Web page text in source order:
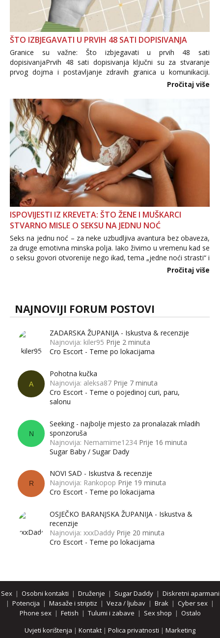
ŠTO IZBJEGAVATI U PRVIH 48 SATI DOPISIVANJA
Granice su važne: Što izbjegavati u prvih 48 sati
dopisivanjaPrvih 48 sati dopisivanja ključni su za stvaranje
prvog dojma i postavljanje zdravih granica u komunikaciji.
Važno je izbjeći prebrzo otkrivanje osobnih ili intimnih
informacija, jer nepoznata osoba još nije zaslužila to
povjerenje. Takođe...
Pročitaj više
ISPOVIJESTI IZ KREVETA: ŠTO ŽENE I MUŠKARCI
STVARNO MISLE O SEKSU NA JEDNU NOĆ
Seks na jednu noć – za neke uzbudljiva avantura bez obaveza,
za druge emotivna minska polja. Iako živimo u vremenu kad se
o seksu govori otvorenije nego ikad, tema „jedne noći strasti“ i
dalje izaziva burne rasprave. Što zapravo misle žene, a što
Pročitaj više
NAJNOVIJI FORUM POSTOVI
ZADARSKA ŽUPANIJA - Iskustva & recenzije
Najnovija: kiler95 Prije 2 minuta
Cro Escort - Teme po lokacijama
A
Pohotna kučka
Najnovija: aleksa87 Prije 7 minuta
Cro Escort - Teme o pojedinoj curi, paru,
salonu
N
Seeking - najbolje mjesto za pronalazak mladih
sponzoruša
Najnovija: Nemamime1234 Prije 16 minuta
Sugar Baby / Sugar Dady
R
NOVI SAD - Iskustva & recenzije
Najnovija: Rankopop Prije 19 minuta
Cro Escort - Teme po lokacijama
OSJEČKO BARANJSKA ŽUPANIJA - Iskustva &
recenzije
Najnovija: xxxDaddy Prije 20 minuta
Cro Escort - Teme po lokacijama
Sex| Osobni kontakti | Druženje | Sugar Daddy| Diskretni aparmani
| Potencija | Masaže i striptiz | Veza / ljubav | Brak | Cyber sex |
Phone sex| Fetish | Tulumi i zabave | Sex shop | Ostalo
Uvjeti korištenja | Kontakt | Polica privatnosti | Marketing